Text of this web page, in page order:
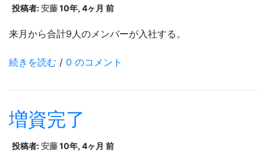
投稿者:安藤10年, 4ヶ月 前
来月から合計9人のメンバーが入社する。
続きを読む / 0 のコメント
増資完了
投稿者:安藤10年, 4ヶ月 前